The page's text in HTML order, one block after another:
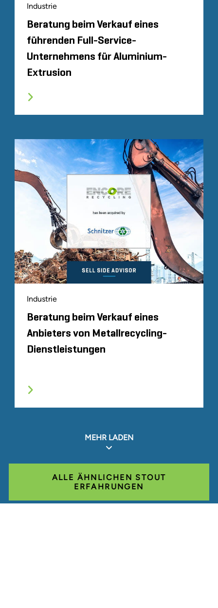
Industrie
Beratung beim Verkauf eines
führenden Full-Service-
Unternehmens für Aluminium-
Extrusion
Industrie
Beratung beim Verkauf eines
Anbieters von Metallrecycling-
Dienstleistungen
MEHR LADEN
ALLE ÄHNLICHEN STOUT
ERFAHRUNGEN